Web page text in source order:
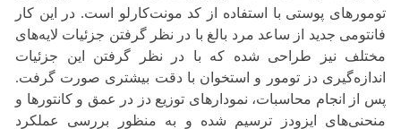
تومورهای پوستی با استفاده از کد مونت‌کارلو است. در این کار
فانتومی جدید از ساعد مرد بالغ با در نظر گرفتن جزئیات لایه‌های
مختلف نیز طراحی شده که با در نظر گرفتن این جزئیات
اندازه‌گیری دز تومور و استخوان با دقت بیشتری صورت گرفت.
پس از انجام محاسبات، نمودارهای توزیع دز در عمق و کانتورها و
منحنی‌های ایزودز ترسیم شده و به منظور بررسی عملکرد